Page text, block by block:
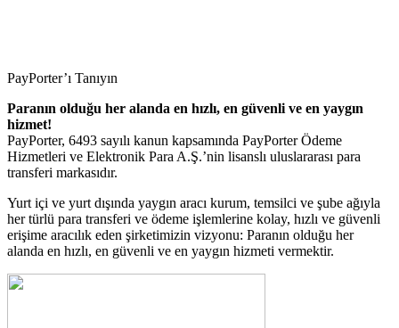
PayPorter’ı Tanıyın
Paranın olduğu her alanda en hızlı, en güvenli ve en yaygın
hizmet!
PayPorter, 6493 sayılı kanun kapsamında PayPorter Ödeme
Hizmetleri ve Elektronik Para A.Ş.’nin lisanslı uluslararası para
transferi markasıdır.
Yurt içi ve yurt dışında yaygın aracı kurum, temsilci ve şube ağıyla
her türlü para transferi ve ödeme işlemlerine kolay, hızlı ve güvenli
erişime aracılık eden şirketimizin vizyonu: Paranın olduğu her
alanda en hızlı, en güvenli ve en yaygın hizmeti vermektir.